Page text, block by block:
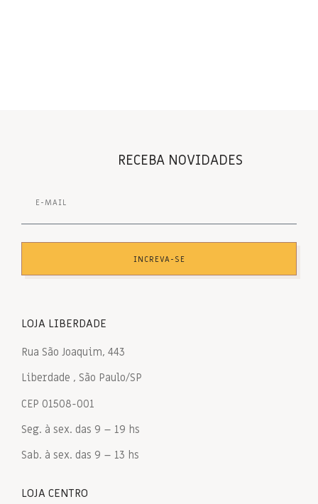
RECEBA NOVIDADES
INCREVA-SE
LOJA LIBERDADE
Rua São Joaquim, 443
Liberdade , São Paulo/SP
CEP 01508-001
Seg. à sex. das 9 – 19 hs
Sab. à sex. das 9 – 13 hs
LOJA CENTRO